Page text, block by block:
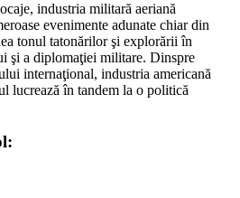
industria militară aeriană
evenimente adunate chiar din
tonul tatonărilor şi explorării în
şi a diplomaţiei militare. Dinspre
internaţional, industria americană
lucrează în tandem la o politică